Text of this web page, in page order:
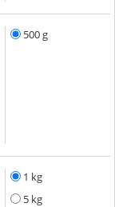
500 g
1 kg
5 kg